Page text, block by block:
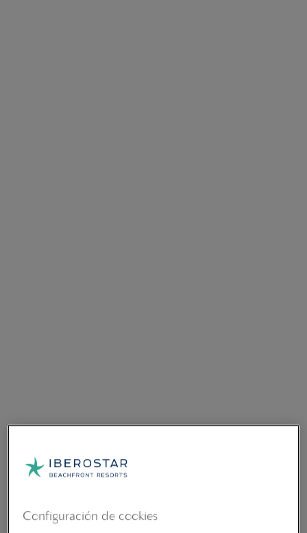
Configuración de cookies